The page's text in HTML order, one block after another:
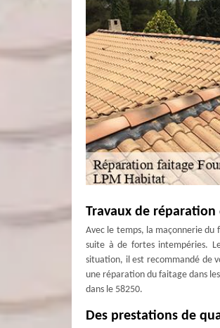
Travaux de
Avec le temps, la maçonnerie du
suite à de fortes intempéries.
situation, il est recommandé de
une réparation du faitage dans
dans le 58250.
Des prestations de